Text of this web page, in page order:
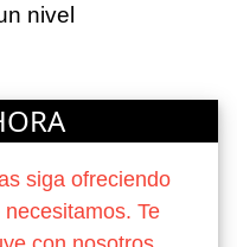
nivel
siga ofreciendo
Te